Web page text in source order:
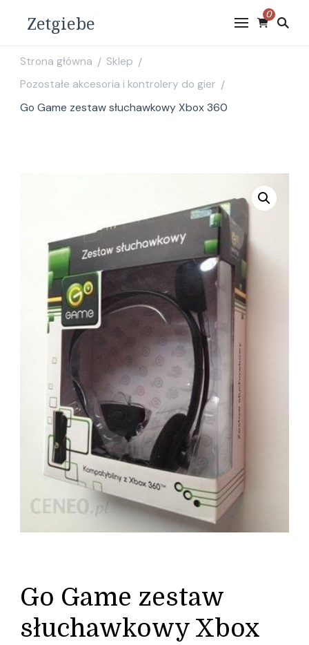
Zetgiebe 0
Strona główna / Sklep /
Pozostałe akcesoria i kontrolery do gier /
Go Game zestaw słuchawkowy Xbox 360
Go Game zestaw
słuchawkowy Xbox